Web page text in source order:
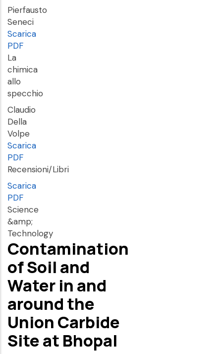
Pierfausto
Seneci
Scarica
PDF
La
chimica
allo
specchio
Claudio
Della
Volpe
Scarica
PDF
Recensioni/Libri
Scarica
PDF
Science
&amp;
Technology
Contamination
of Soil and
Water in and
around the
Union Carbide
Site at Bhopal